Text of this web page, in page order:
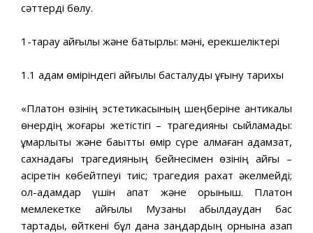
сәттерді бөлу.
1-тарау қайғылы және батырлық: мәні, ерекшеліктері
1.1 адам өміріндегі қайғылы басталуды ұғыну тарихы
«Платон өзінің эстетикасының шеңберіне антикалық
өнердің жоғары жетістігі – трагедияны сыйламады:
құмарлықты және бақытты өмір сүре алмаған адамзат,
сахнадағы трагедияның бейнесімен өзінің қайғы –
қасіретін көбейтпеуі тиіс; трагедия рахат әкелмейді;
ол-адамдар үшін апат және қорқыныш. Платон
мемлекетке қайғылы Музаны қабылдаудан бас
тартады, өйткені бұл дана заңдардың орнына азап